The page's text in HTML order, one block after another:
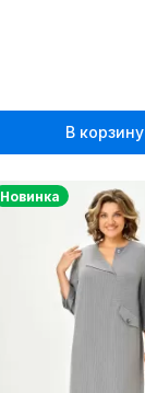
В корзину
Новинка